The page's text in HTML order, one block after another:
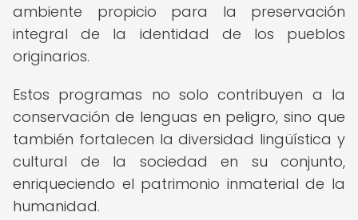
ambiente propicio para la preservación
integral de la identidad de los pueblos
originarios.
Estos programas no solo contribuyen a la
conservación de lenguas en peligro, sino que
también fortalecen la diversidad lingüística y
cultural de la sociedad en su conjunto,
enriqueciendo el patrimonio inmaterial de la
humanidad.